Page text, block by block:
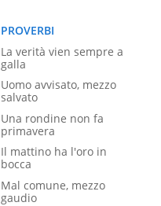
PROVERBI
La verità vien sempre a
galla
Uomo avvisato, mezzo
salvato
Una rondine non fa
primavera
Il mattino ha l'oro in
bocca
Mal comune, mezzo
gaudio